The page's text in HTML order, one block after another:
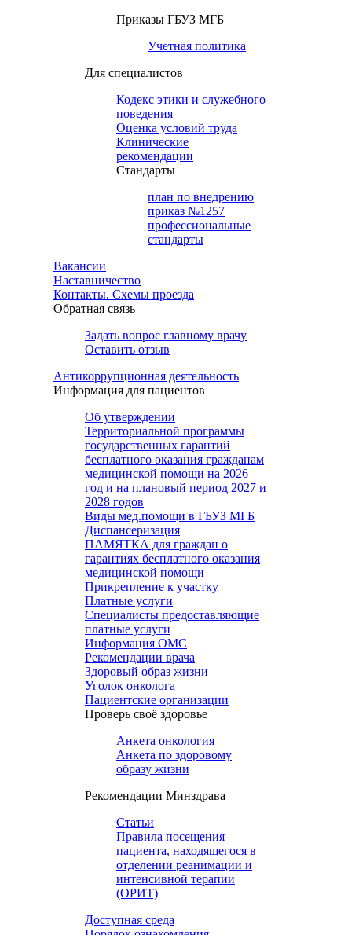
Приказы ГБУЗ МГБ
Учетная политика
Для специалистов
Кодекс этики и служебного
поведения
Оценка условий труда
Клинические
рекомендации
Cтандарты
план по внедрению
приказ №1257
профессиональные
стандарты
Вакансии
Наставничество
Контакты. Схемы проезда
Обратная связь
Задать вопрос главному врачу
Оставить отзыв
Антикоррупционная деятельность
Информация для пациентов
Об утверждении
Территориальной программы
государственных гарантий
бесплатного оказания гражданам
медицинской помощи на 2026
год и на плановый период 2027 и
2028 годов
Виды мед.помощи в ГБУЗ МГБ
Диспансеризация
ПАМЯТКА для граждан о
гарантиях бесплатного оказания
медицинской помощи
Прикрепление к участку
Платные услуги
Специалисты предоставляющие
платные услуги
Информация ОМС
Рекомендации врача
Здоровый образ жизни
Уголок онколога
Пациентские организации
Проверь своё здоровье
Анкета онкология
Анкета по здоровому
образу жизни
Рекомендации Минздрава
Статьи
Правила посещения
пациента, находящегося в
отделении реанимации и
интенсивной терапии
(ОРИТ)
Доступная среда